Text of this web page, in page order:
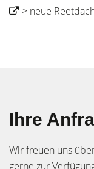
> neue
Ihre
Wir freuen uns
gerne zur